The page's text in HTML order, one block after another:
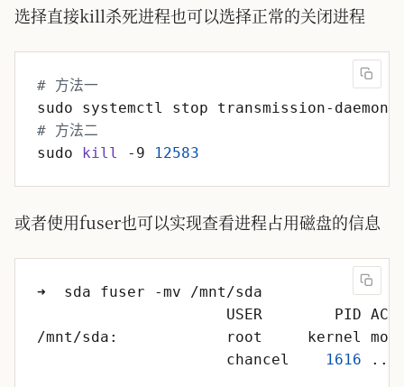
选择直接kill杀死进程也可以选择正常的关闭进程
# 方法一
# 方法二
sudo kill -9 12583
或者使用fuser也可以实现查看进程占用磁盘的信息
                     chancel
1616